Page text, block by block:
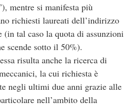
mentre si manifesta più
richiesti laureati dell’indirizzo
(in tal caso la quota di assunzioni
scende sotto il 50%).
risulta anche la ricerca di
la cui richiesta è
negli ultimi due anni grazie alle
nell’ambito della